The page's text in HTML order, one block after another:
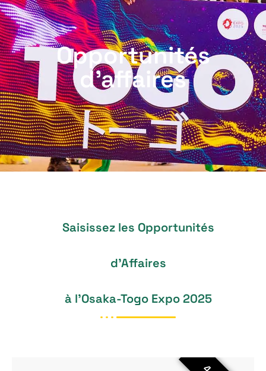
Opportunités
d’affaires
Saisissez les Opportunités
d’Affaires
à l’Osaka-Togo Expo 2025